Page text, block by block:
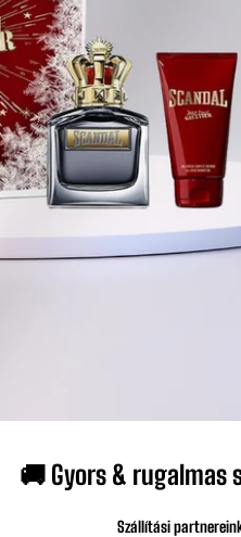
🚚 Gyors & rugalmas
Szállítási